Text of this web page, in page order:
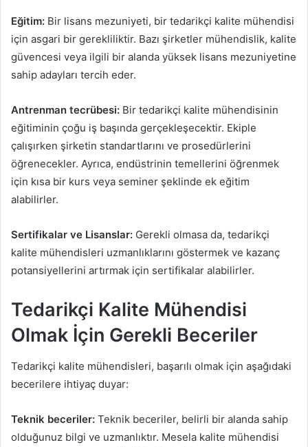
Eğitim: Bir lisans mezuniyeti, bir tedarikçi kalite mühendisi
için asgari bir gerekliliktir. Bazı şirketler mühendislik, kalite
güvencesi veya ilgili bir alanda yüksek lisans mezuniyetine
sahip adayları tercih eder.
Antrenman tecrübesi: Bir tedarikçi kalite mühendisinin
eğitiminin çoğu iş başında gerçekleşecektir. Ekiple
çalışırken şirketin standartlarını ve prosedürlerini
öğrenecekler. Ayrıca, endüstrinin temellerini öğrenmek
için kısa bir kurs veya seminer şeklinde ek eğitim
alabilirler.
Sertifikalar ve Lisanslar: Gerekli olmasa da, tedarikçi
kalite mühendisleri uzmanlıklarını göstermek ve kazanç
potansiyellerini artırmak için sertifikalar alabilirler.
Tedarikçi Kalite Mühendisi
Olmak İçin Gerekli Beceriler
Tedarikçi kalite mühendisleri, başarılı olmak için aşağıdaki
becerilere ihtiyaç duyar:
Teknik beceriler: Teknik beceriler, belirli bir alanda sahip
olduğunuz bilgi ve uzmanlıktır. Mesela kalite mühendisi